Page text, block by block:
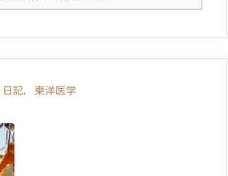
日記, 東洋医学